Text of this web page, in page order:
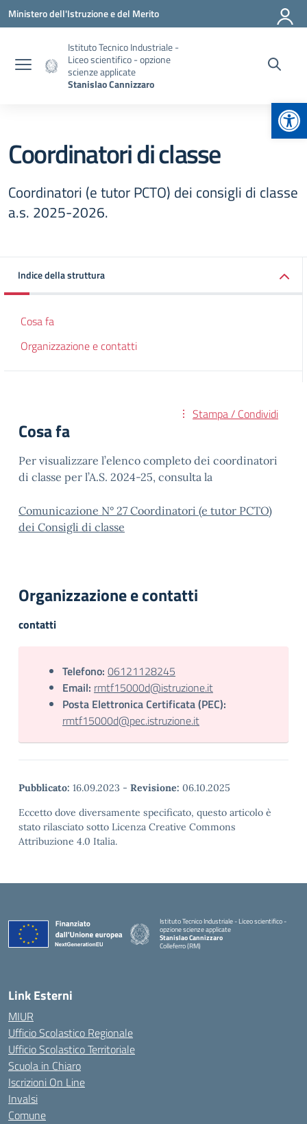
Vai ai contenuti
Vai al menu di navigazione
Vai al footer
Ministero dell'Istruzione e del Merito
Istituto Tecnico Industriale -
Liceo scientifico - opzione
scienze applicate
Stanislao Cannizzaro
Coordinatori di classe
Coordinatori (e tutor PCTO) dei consigli di classe
a.s. 2025-2026.
Indice della struttura
Cosa fa
Organizzazione e contatti
Stampa / Condividi
Cosa fa
Per visualizzare l’elenco completo dei coordinatori
di classe per l’A.S. 2024-25, consulta la
Comunicazione N° 27 Coordinatori (e tutor PCTO)
dei Consigli di classe
Organizzazione e contatti
contatti
Telefono: 06121128245
Email: rmtf15000d@istruzione.it
Posta Elettronica Certificata (PEC):
rmtf15000d@pec.istruzione.it
Pubblicato: 16.09.2023 - Revisione: 06.10.2025
Eccetto dove diversamente specificato, questo articolo è
stato rilasciato sotto Licenza Creative Commons
Attribuzione 4.0 Italia.
Istituto Tecnico Industriale - Liceo scientifico -
opzione scienze applicate
Stanislao Cannizzaro
Colleferro (RM)
Link Esterni
MIUR
Ufficio Scolastico Regionale
Ufficio Scolastico Territoriale
Scuola in Chiaro
Iscrizioni On Line
Invalsi
Comune